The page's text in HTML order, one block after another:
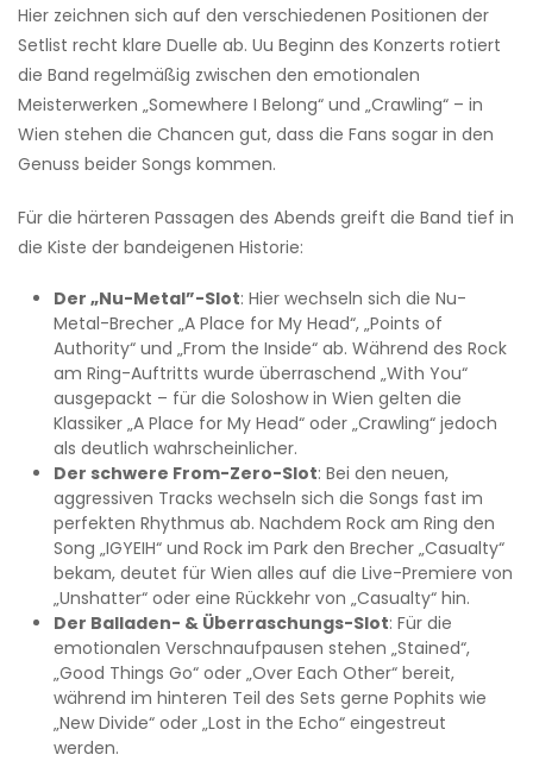
Hier zeichnen sich auf den verschiedenen Positionen der
Setlist recht klare Duelle ab. Uu Beginn des Konzerts rotiert
die Band regelmäßig zwischen den emotionalen
Meisterwerken „Somewhere I Belong“ und „Crawling“ – in
Wien stehen die Chancen gut, dass die Fans sogar in den
Genuss beider Songs kommen.
Für die härteren Passagen des Abends greift die Band tief in
die Kiste der bandeigenen Historie:
Der „Nu-Metal”-Slot: Hier wechseln sich die Nu-
Metal-Brecher „A Place for My Head“, „Points of
Authority“ und „From the Inside“ ab. Während des Rock
am Ring-Auftritts wurde überraschend „With You“
ausgepackt – für die Soloshow in Wien gelten die
Klassiker „A Place for My Head“ oder „Crawling“ jedoch
als deutlich wahrscheinlicher.
Der schwere From-Zero-Slot: Bei den neuen,
aggressiven Tracks wechseln sich die Songs fast im
perfekten Rhythmus ab. Nachdem Rock am Ring den
Song „IGYEIH“ und Rock im Park den Brecher „Casualty“
bekam, deutet für Wien alles auf die Live-Premiere von
„Unshatter“ oder eine Rückkehr von „Casualty“ hin.
Der Balladen- & Überraschungs-Slot: Für die
emotionalen Verschnaufpausen stehen „Stained“,
„Good Things Go“ oder „Over Each Other“ bereit,
während im hinteren Teil des Sets gerne Pophits wie
„New Divide“ oder „Lost in the Echo“ eingestreut
werden.